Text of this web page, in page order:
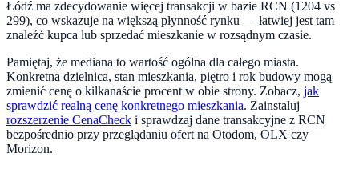
Łódź ma zdecydowanie więcej transakcji w bazie RCN (1204 vs
299), co wskazuje na większą płynność rynku — łatwiej jest tam
znaleźć kupca lub sprzedać mieszkanie w rozsądnym czasie.
Pamiętaj, że mediana to wartość ogólna dla całego miasta.
Konkretna dzielnica, stan mieszkania, piętro i rok budowy mogą
zmienić cenę o kilkanaście procent w obie strony. Zobacz, jak
sprawdzić realną cenę konkretnego mieszkania. Zainstaluj
rozszerzenie CenaCheck i sprawdzaj dane transakcyjne z RCN
bezpośrednio przy przeglądaniu ofert na Otodom, OLX czy
Morizon.